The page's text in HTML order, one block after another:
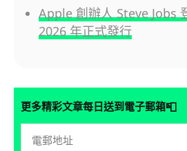
Apple 創辦人 Steve Jobs
2026 年正式發行
更多精彩文章每日送到電子郵箱📮